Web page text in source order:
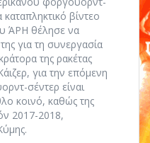
βίντεο
ΆΡΗ θέλησε να
για τη συνεργασία
της ρακέτας
για την επόμενη
σέντερ είναι
κοινό, καθώς της
2017-2018,